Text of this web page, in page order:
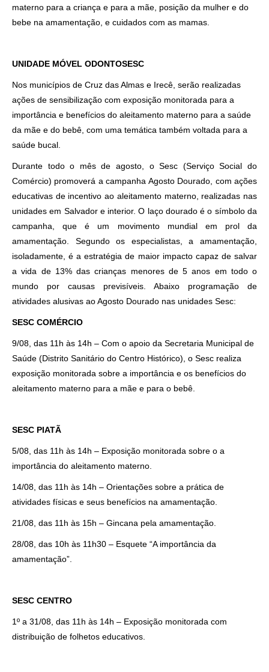
Como utilizar
materno para a criança e para a mãe, posição da mulher e do
bebe na amamentação, e cuidados com as mamas.
UNIDADE MÓVEL ODONTOSESC
Nos municípios de Cruz das Almas e Irecê, serão realizadas
ações de sensibilização com exposição monitorada para a
importância e benefícios do aleitamento materno para a saúde
da mãe e do bebê, com uma temática também voltada para a
saúde bucal.
Durante todo o mês de agosto, o Sesc (Serviço Social do
Comércio) promoverá a campanha Agosto Dourado, com ações
educativas de incentivo ao aleitamento materno, realizadas nas
unidades em Salvador e interior. O laço dourado é o símbolo da
campanha, que é um movimento mundial em prol da
amamentação. Segundo os especialistas, a amamentação,
isoladamente, é a estratégia de maior impacto capaz de salvar
a vida de 13% das crianças menores de 5 anos em todo o
mundo por causas previsíveis. Abaixo programação de
atividades alusivas ao Agosto Dourado nas unidades Sesc:
SESC COMÉRCIO
9/08, das 11h às 14h – Com o apoio da Secretaria Municipal de
Saúde (Distrito Sanitário do Centro Histórico), o Sesc realiza
exposição monitorada sobre a importância e os benefícios do
aleitamento materno para a mãe e para o bebê.
SESC PIATÃ
5/08, das 11h às 14h – Exposição monitorada sobre o a
importância do aleitamento materno.
14/08, das 11h às 14h – Orientações sobre a prática de
atividades físicas e seus benefícios na amamentação.
21/08, das 11h às 15h – Gincana pela amamentação.
28/08, das 10h às 11h30 – Esquete “A importância da
amamentação”.
SESC CENTRO
1º a 31/08, das 11h às 14h – Exposição monitorada com
distribuição de folhetos educativos.